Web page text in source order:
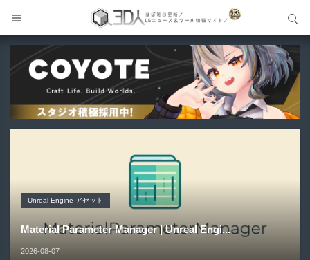
Maya プラグイン
Gizmify Media Plane 2 | MP4・AVI・MKV・MOVな...
2026-08-08
Unreal Engine アセット
Material Parameter Manager | Unreal Engi...
2026-08-07
Pipe It | 直感的にパイプ形状を構築出来るUnreal Engine
5...
2026-08-05
Directive Utilities | ブループリントライブラリやエディタ
ス...
2026-08-03
Unityエフェクトレシピブック パーツを組み合わせて作れ
る | ktk.kum...
2026-08-03
サイト内検索